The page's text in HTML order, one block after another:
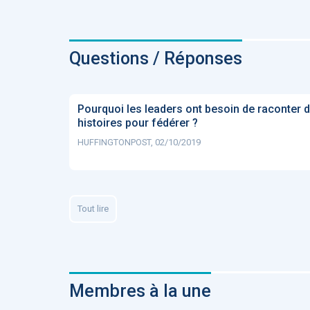
Questions / Réponses
Pourquoi les leaders ont besoin de raconter
histoires pour fédérer ?
HUFFINGTONPOST, 02/10/2019
Tout lire
Membres à la une